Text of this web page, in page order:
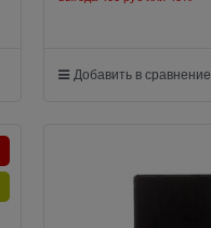
Добавить в сравнение